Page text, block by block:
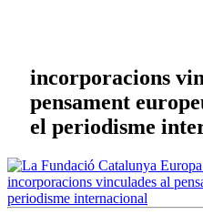
incorporacions
pensament
el periodisme